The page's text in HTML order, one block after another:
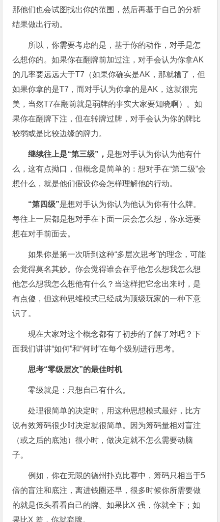
那他们也会试图找出你的范围，然后再基于自己的分析
结果做出行动。
所以，你需要考虑的是，基于你的动作，对手是怎
么想你的。如果你在翻牌前加过注，对手会认为你拿AK
的几率要远远大于T7（如果你确实是AK，那就糟了，但
如果你拿的是T7，而对手认为你拿的是AK，这就很完
美，当然T7在翻前就是弱牌的事实大家要知晓啊）。如
果你在翻牌下注，但在转牌过牌，对手会认为你的牌比
较弱或是比较边缘的牌力。
继续往上是“第三级”， 是想对手认为你认为他有什
么，这有点拗口，但概念是简单的：想对手在“第二级”会
想什么，就是他们假设你会怎样理解他的行动。
“第四级”是想对手认为你认为他认为你有什么牌。
每往上一层都是想对手在下面一层会怎么想，你永远要
想在对手前面去。
如果你是第一次听到这种“多层次思考”的理念，可能
会觉得莫名其妙。你会觉得谁会在乎他怎么想我怎么想
他怎么想我怎么想他有什么？当这样把它念出来时，是
有点傻，但这种思维模式已经成为顶级玩家的一种下意
识了。
现在大家对这个概念都有了初步的了解了对吧？下
面我们讲讲“如何”和“何时”在每个级别进行思考。
思考“零级层次”的最佳时机
零级就是：只想自己有什么。
处理很简单的决定时，用这种思想模式最好，比方
说有效筹码很少时决定就很简单。因为筹码量相对盲注
（或之后的底池）很小时，做决定就不怎么需要动脑
子。
例如，你在无限的德州扑克比赛中，筹码只相当于5
倍的盲注和底注，离进钱圈还早，很多时候你所需要做
的就是低头看看自己的牌。如果比X 强，你就全下；如
果比X 差，你就弃牌。